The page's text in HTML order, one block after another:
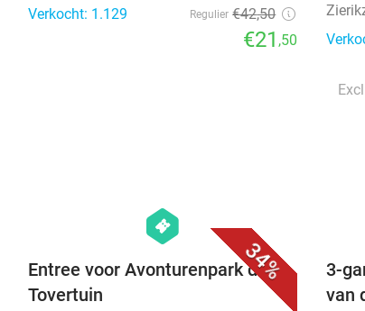
Verkocht: 1.129
Regulier €42,50
€21,50
34%
hexagon
events
Entree voor Avonturenpark de
Tovertuin
3-
van